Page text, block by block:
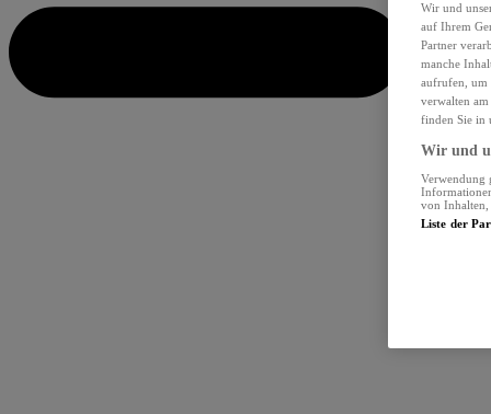
Wir und
auf Ihrem
Partner
manche
aufrufen, um
verwalten
finden Sie in
Wir und
Verwendung
von Inhalten,
Liste der